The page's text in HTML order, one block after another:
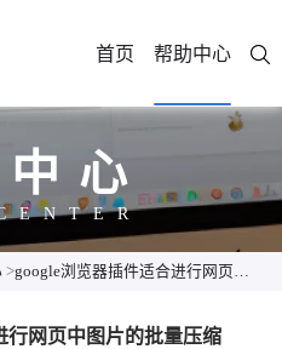
首页 帮助中心
心
>google浏览器插件适合进行网页中图片的批量压缩
行网页中图片的批量压缩